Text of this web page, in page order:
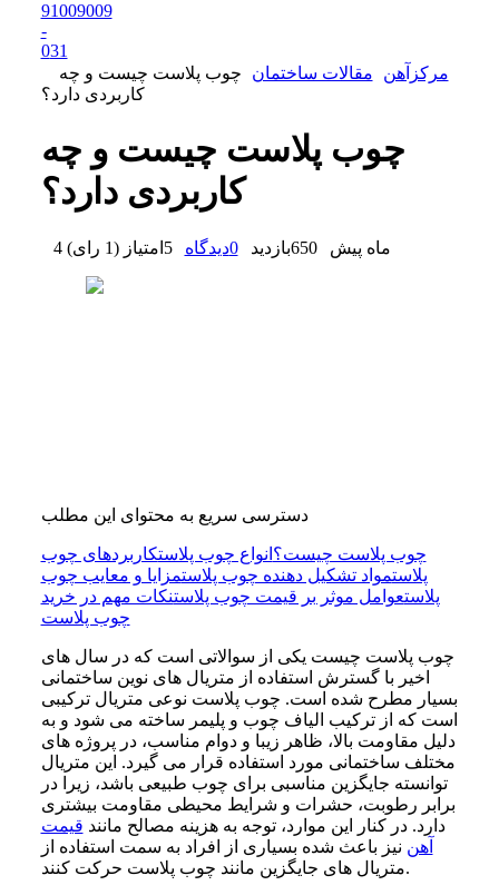
91009009
-
031
مرکزآهن
مقالات ساختمان
چوب پلاست چیست و چه
کاربردی دارد؟
چوب پلاست چیست و چه
کاربردی دارد؟
4 ماه پیش 650بازدید 0دیدگاه 5 امتیاز (1 رای )
دسترسی سریع به محتوای این مطلب
چوب پلاست چیست؟ انواع چوب پلاستکاربردهای چوب
پلاستمواد تشکیل دهنده چوب پلاستمزایا و معایب چوب
پلاستعوامل موثر بر قیمت چوب پلاستنکات مهم در خرید
چوب پلاست
چوب پلاست چیست یکی از سوالاتی است که در سال های
اخیر با گسترش استفاده از متریال های نوین ساختمانی
بسیار مطرح شده است. چوب پلاست نوعی متریال ترکیبی
است که از ترکیب الیاف چوب و پلیمر ساخته می شود و به
دلیل مقاومت بالا، ظاهر زیبا و دوام مناسب، در پروژه های
مختلف ساختمانی مورد استفاده قرار می گیرد. این متریال
توانسته جایگزین مناسبی برای چوب طبیعی باشد، زیرا در
برابر رطوبت، حشرات و شرایط محیطی مقاومت بیشتری
دارد. در کنار این موارد، توجه به هزینه مصالح مانند قیمت
آهن نیز باعث شده بسیاری از افراد به سمت استفاده از
متریال های جایگزین مانند چوب پلاست حرکت کنند.